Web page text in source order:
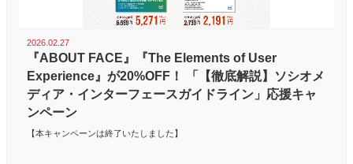
2026.02.27
『ABOUT FACE』『The Elements of User
Experience』が20%OFF！ 「【徹底解説】ソシオメ
ディア・インターフェースガイドライン」応援キャ
ンペーン
【本キャンペーンは終了いたしました】